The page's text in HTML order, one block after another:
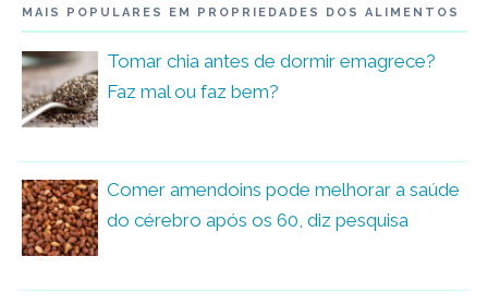
MAIS POPULARES EM PROPRIEDADES DOS ALIMENTOS
Tomar chia antes de dormir emagrece?
Faz mal ou faz bem?
Comer amendoins pode melhorar a saúde
do cérebro após os 60, diz pesquisa